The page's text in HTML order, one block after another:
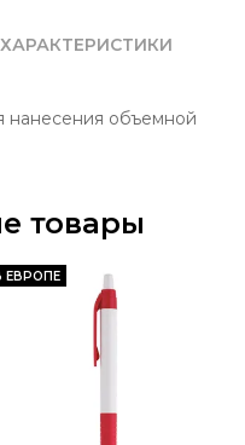
ХАРАКТЕРИСТИКИ
нанесения объемной
товары
ЕВРОПЕ